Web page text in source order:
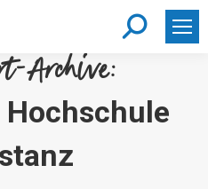
Search:
Archive: